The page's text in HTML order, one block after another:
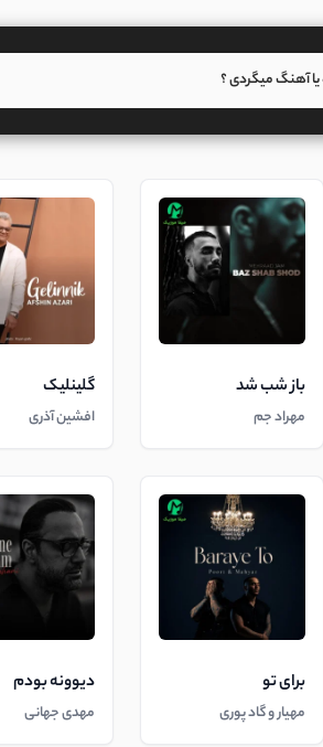
باز شب شد
مهراد جم
گلینلیک
افشین آذری
برای تو
مهیار و گاد پوری
دیوونه بودم
مهدی جهانی